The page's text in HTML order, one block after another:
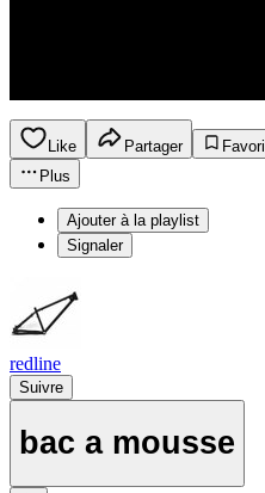
Like Partager
Favori
Plus
Ajouter à la playlist
Signaler
redline
Suivre
bac a mousse